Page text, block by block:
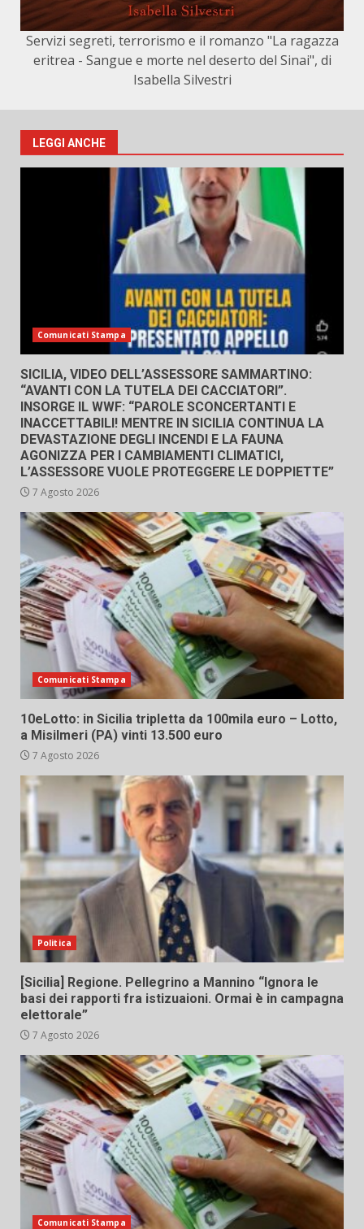
Servizi segreti, terrorismo e il romanzo "La ragazza
eritrea - Sangue e morte nel deserto del Sinai", di
Isabella Silvestri
LEGGI ANCHE
Comunicati Stampa
SICILIA, VIDEO DELL’ASSESSORE SAMMARTINO:
“AVANTI CON LA TUTELA DEI CACCIATORI”.
INSORGE IL WWF: “PAROLE SCONCERTANTI E
INACCETTABILI! MENTRE IN SICILIA CONTINUA LA
DEVASTAZIONE DEGLI INCENDI E LA FAUNA
AGONIZZA PER I CAMBIAMENTI CLIMATICI,
L’ASSESSORE VUOLE PROTEGGERE LE DOPPIETTE”
7 Agosto 2026
Comunicati Stampa
10eLotto: in Sicilia tripletta da 100mila euro – Lotto,
a Misilmeri (PA) vinti 13.500 euro
7 Agosto 2026
Politica
[Sicilia] Regione. Pellegrino a Mannino “Ignora le
basi dei rapporti fra istizuaioni. Ormai è in campagna
elettorale”
7 Agosto 2026
Comunicati Stampa